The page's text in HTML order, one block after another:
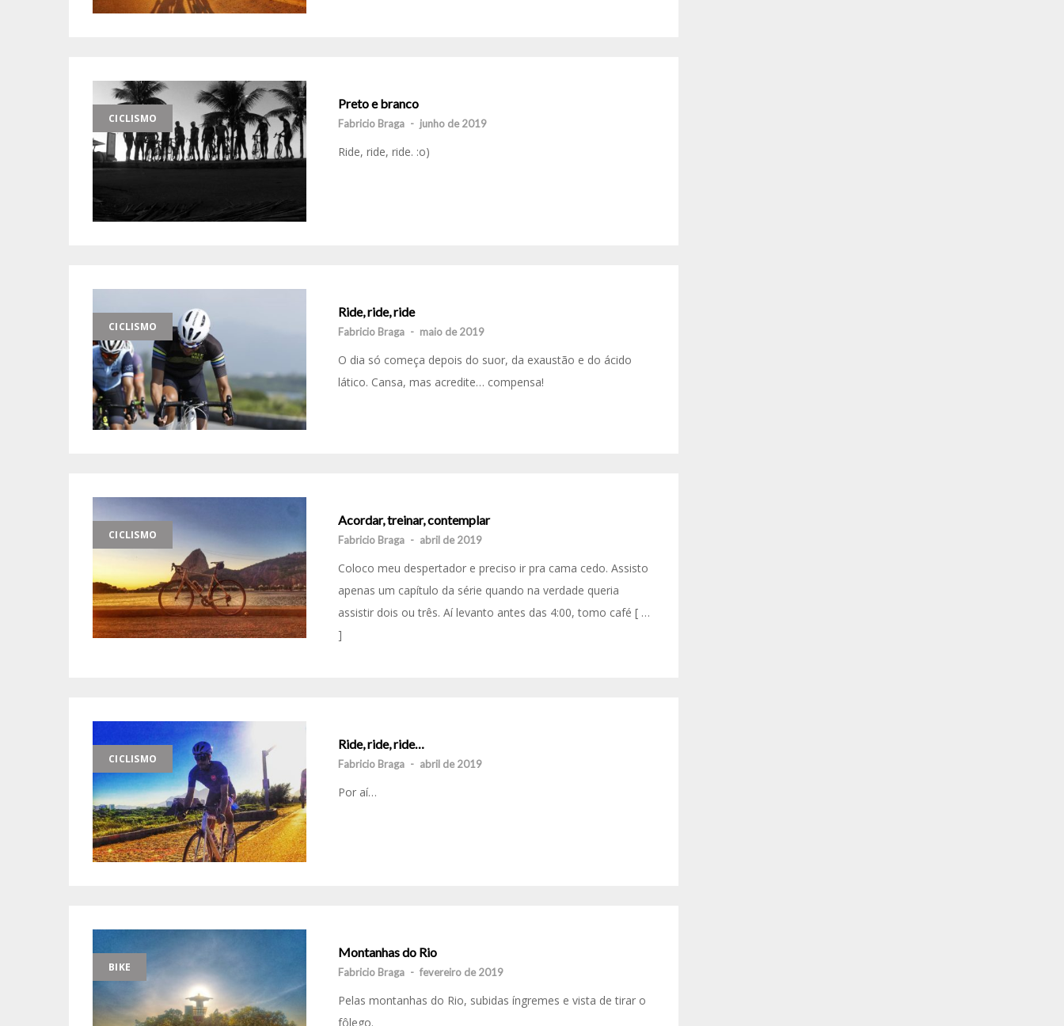
CICLISMO
Preto e branco
Fabricio Braga - junho de 2019
Ride, ride, ride. :o)
CICLISMO
Ride, ride, ride
Fabricio Braga - maio de 2019
O dia só começa depois do suor, da exaustão e do ácido
lático. Cansa, mas acredite… compensa!
CICLISMO
Acordar, treinar, contemplar
Fabricio Braga - abril de 2019
Coloco meu despertador e preciso ir pra cama cedo. Assisto
apenas um capítulo da série quando na verdade queria
assistir dois ou três. Aí levanto antes das 4:00, tomo café [ …
]
CICLISMO
Ride, ride, ride…
Fabricio Braga - abril de 2019
Por aí…
BIKE
Montanhas do Rio
Fabricio Braga - fevereiro de 2019
Pelas montanhas do Rio, subidas íngremes e vista de tirar o
fôlego.